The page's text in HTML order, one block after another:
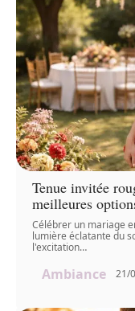
Tenue invitée
meilleures
Célébrer un mariage
lumière éclatante du
l'excitation…
Ambiance 21/